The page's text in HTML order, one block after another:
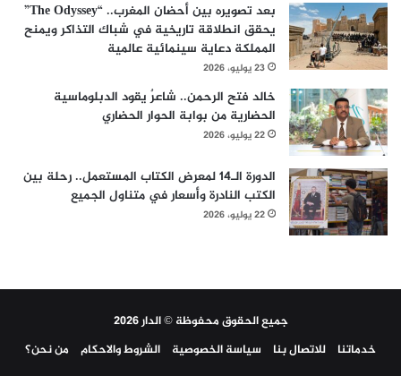
بعد تصويره بين أحضان المغرب.. “The Odyssey”
يحقق انطلاقة تاريخية في شباك التذاكر ويمنح
المملكة دعاية سينمائية عالمية
23 يوليو، 2026
خالد فتح الرحمن.. شاعرٌ يقود الدبلوماسية
الحضارية من بوابة الحوار الحضاري
22 يوليو، 2026
الدورة الـ14 لمعرض الكتاب المستعمل.. رحلة بين
الكتب النادرة وأسعار في متناول الجميع
22 يوليو، 2026
جميع الحقوق محفوظة © الدار 2026
خدماتنا
للاتصال بنا سياسة الخصوصية الشروط والاحكام من نحن؟